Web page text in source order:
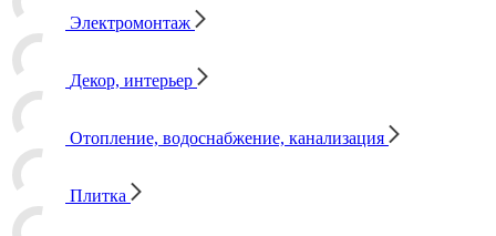
Электромонтаж
Декор, интерьер
Отопление, водоснабжение, канализация
Плитка